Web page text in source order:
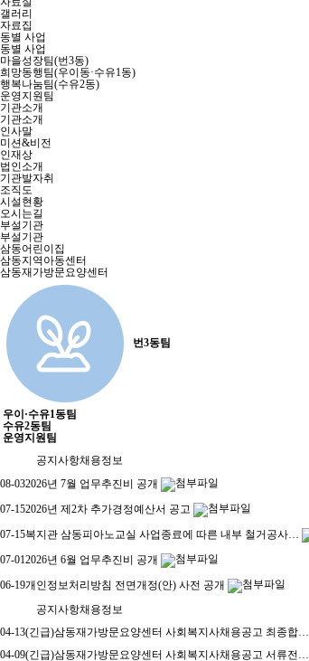
갤러리
자료집
동별 사업
동별 사업
마을성장팀(번3동)
희망동행팀(우이동·수유1동)
행복나눔팀(수유2동)
운영지원팀
기관소개
기관소개
인사말
미션&비전
인재상
법인소개
기관발자취
조직도
시설현황
오시는길
부설기관
부설기관
삼동어린이집
삼동지역아동센터
삼동재가방문요양센터
번3동팀
우이·수유1동팀
수유2동팀
운영지원팀
공지사항채용정보
08-032026년 7월 업무추진비 공개
07-152026년 제2차 추가경정예산서 공고
07-15복지관 삼동피아노교실 사업종료에 따른 내부 철거공사…
07-012026년 6월 업무추진비 공개
06-19개인정보처리방침 전면개정(안) 사전 공개
공지사항채용정보
04-13(긴급)삼동재가방문요양센터 사회복지사채용공고 최종합…
04-09(긴급)삼동재가방문요양센터 사회복지사채용공고 서류전…